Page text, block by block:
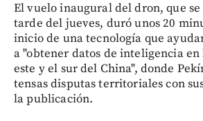
El vuelo inaugural del dron, que
tarde del jueves, duró unos 20
inicio de una tecnología que
a "obtener datos de inteligencia en
este y el sur del China", donde
tensas disputas territoriales con
la publicación.